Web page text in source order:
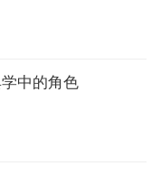
中的角色